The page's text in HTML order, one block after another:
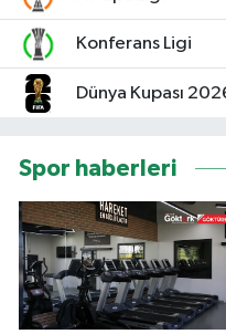
Konferans Ligi
Dünya Kupası
Spor haberleri